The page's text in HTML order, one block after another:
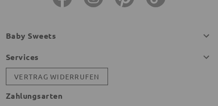
Baby Sweets
Services
VERTRAG WIDERRUFEN
Zahlungsarten